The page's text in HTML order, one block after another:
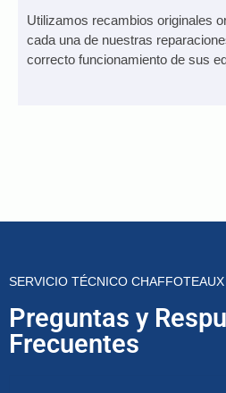
Utilizamos recambios originales
cada una de nuestras
correcto funcionamiento de sus
SERVICIO TÉCNICO
Preguntas y
Frecuentes